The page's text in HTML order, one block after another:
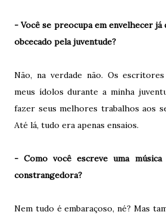
- Você se preocupa em envelhecer
obcecado pela juventude?
Não, na verdade não. Os
meus ídolos durante a minha
fazer seus melhores trabalhos aos
Até lá, tudo era apenas ensaios.
- Como você escreve uma
constrangedora?
Nem tudo é embaraçoso, né? Mas